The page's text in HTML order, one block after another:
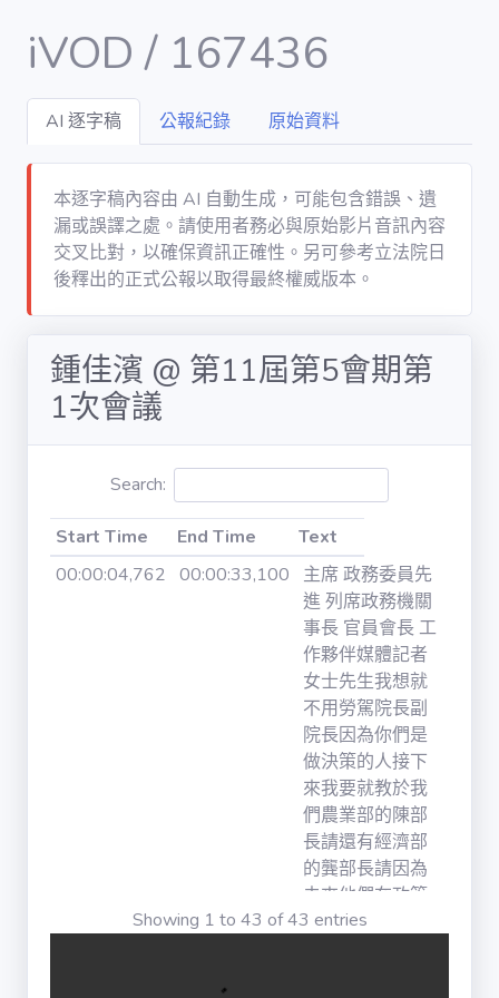
Dashboard
會議 / meet
立委 / legislator
委員會 /
iVOD / ivod
interpellation
iVOD / 167436
AI 逐字稿 公報紀錄 原始資料
本逐字稿內容由 AI 自動生成，可能包含錯誤、遺
漏或誤譯之處。請使用者務必與原始影片音訊內容
交叉比對，以確保資訊正確性。另可參考立法院日
後釋出的正式公報以取得最終權威版本。
鍾佳濱 @ 第11屆第5會期第
1次會議
Search:
Start Time End Time
Text
Start Time
End Time Text
00:00:04,762 00:00:33,100
主席 政務委員先
進 列席政務機關
事長 官員會長 工
作夥伴媒體記者
女士先生我想就
不用勞駕院長副
院長因為你們是
做決策的人接下
來我要就教於我
們農業部的陳部
長請還有經濟部
的龔部長請因為
未來他們在政策
的執行上需要我
Showing 1 to 43 of 43 entries